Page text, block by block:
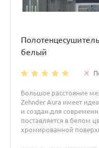
белый
Большое расстояние
Zehnder Aura имеет
и создан для
поставляется в белом
хромированной